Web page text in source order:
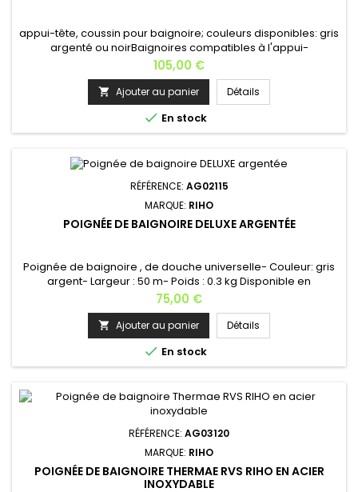
appui-tête, coussin pour baignoire; couleurs disponibles: gris
argenté ou noirBaignoires compatibles à l'appui-
tête: ALBERTA - CANTARA - CASTOR - DORADO - KANSAS -
KLASIK 170 - LYRA 140 - NEO - ORION - PARSON - PASADENA -
VENUS - WINNIPEG - YUKON
Prix
105,00 €
 Ajouter au panier Détails
 En stock
RÉFÉRENCE: AG02115
MARQUE: RIHO
POIGNÉE DE BAIGNOIRE DELUXE ARGENTÉE
Poignée de baignoire , de douche universelle- Couleur: gris
argent- Largeur : 50 m- Poids : 0.3 kg Disponible en
noir [VOIR] et en acier thermae RVS [VOIR] Fabrication
Européenne
Prix
75,00 €
 Ajouter au panier Détails
 En stock
RÉFÉRENCE: AG03120
MARQUE: RIHO
POIGNÉE DE BAIGNOIRE THERMAE RVS RIHO EN ACIER
INOXYDABLE